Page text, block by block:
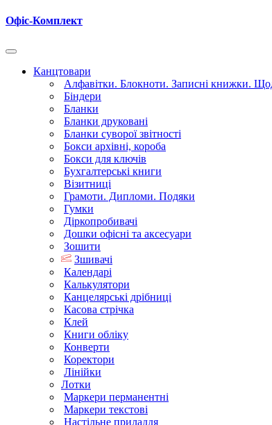
Офіс-Комплект
Канцтовари
Алфавітки. Блокноти. Записні книжки.
Біндери
Бланки
Бланки друковані
Бланки суворої звітності
Бокси архівні, короба
Бокси для ключів
Бухгалтерські книги
Візитниці
Грамоти. Дипломи. Подяки
Гумки
Діркопробивачі
Дошки офісні та аксесуари
Зошити
Зшивачі
Календарі
Калькулятори
Канцелярські дрібниці
Касова стрічка
Клей
Книги обліку
Конверти
Коректори
Лінійки
Лотки
Маркери перманентні
Маркери текстові
Настільне приладдя